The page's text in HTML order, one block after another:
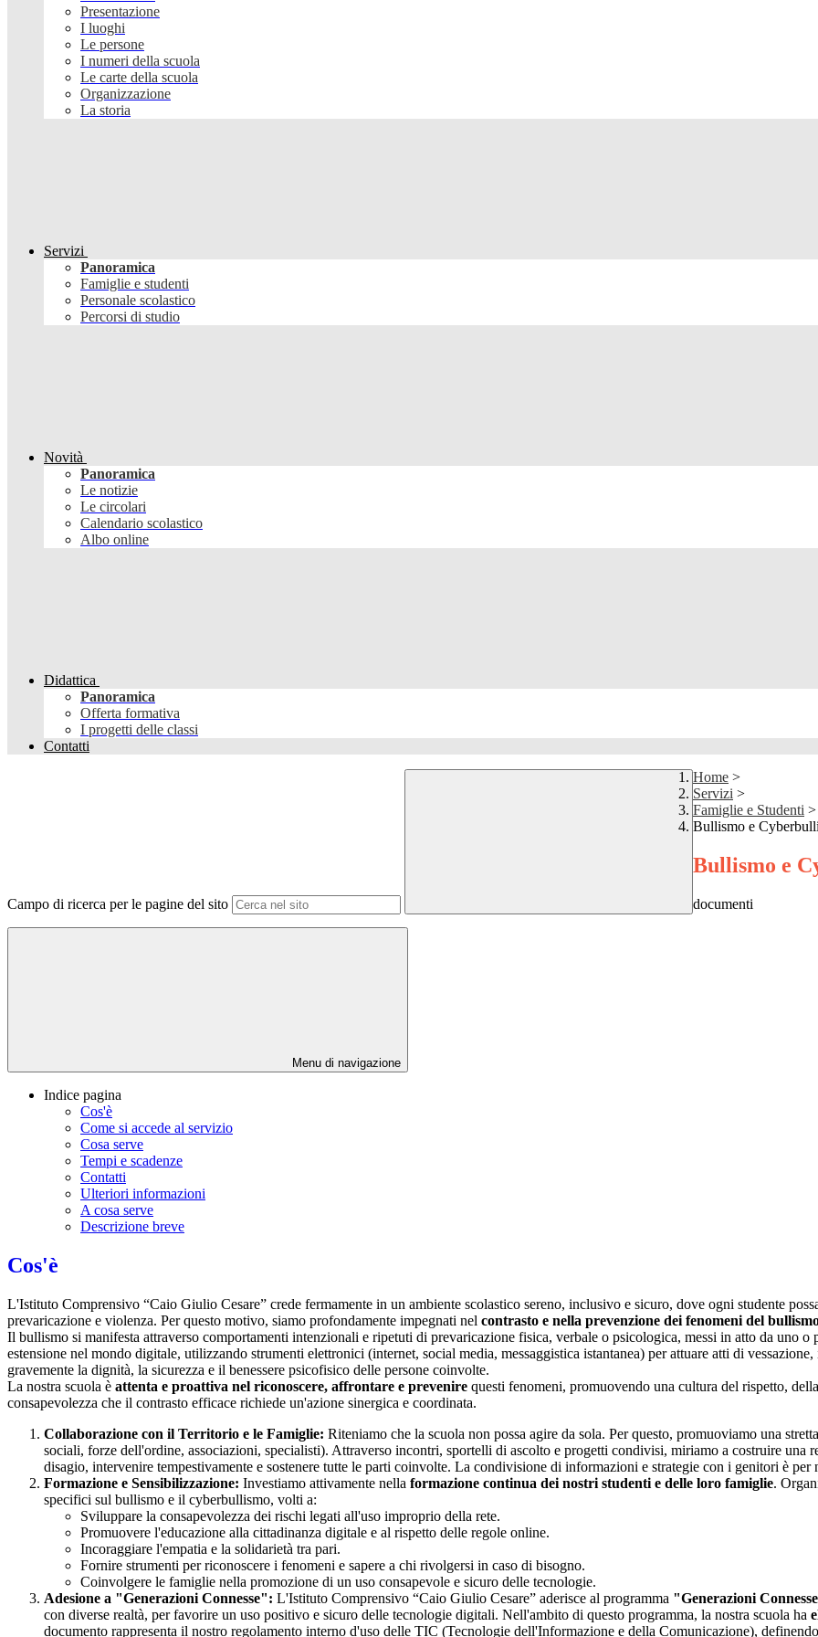
Presentazione
I luoghi
Le persone
I numeri della scuola
Le carte della scuola
Organizzazione
La storia
Servizi
Panoramica
Famiglie e studenti
Personale scolastico
Percorsi di studio
Novità
Panoramica
Le notizie
Le circolari
Calendario scolastico
Albo online
Didattica
Panoramica
Offerta formativa
I progetti delle classi
Contatti
Campo di ricerca per le pagine del sito
Home >
Servizi >
Famiglie e Studenti >
Bullismo e
Bullismo e
documenti
Menu di navigazione
Indice pagina
Cos'è
Come si accede al servizio
Cosa serve
Tempi e scadenze
Contatti
Ulteriori informazioni
A cosa serve
Descrizione breve
Cos'è
L'Istituto Comprensivo “Caio Giulio Cesare” crede fermamente in un ambiente scolastico sereno, inclusivo e sicuro, dove ogni studente
prevaricazione e violenza. Per questo motivo, siamo profondamente impegnati nel contrasto e nella prevenzione dei fenomeni del
Il bullismo si manifesta attraverso comportamenti intenzionali e ripetuti di prevaricazione fisica, verbale o psicologica, messi in atto da uno
estensione nel mondo digitale, utilizzando strumenti elettronici (internet, social media, messaggistica istantanea) per attuare atti di
gravemente la dignità, la sicurezza e il benessere psicofisico delle persone coinvolte.
La nostra scuola è attenta e proattiva nel riconoscere, affrontare e prevenire questi fenomeni, promuovendo una cultura del rispetto,
consapevolezza che il contrasto efficace richiede un'azione sinergica e coordinata.
Collaborazione con il Territorio e le Famiglie: Riteniamo che la scuola non possa agire da sola. Per questo, promuoviamo una stretta
sociali, forze dell'ordine, associazioni, specialisti). Attraverso incontri, sportelli di ascolto e progetti condivisi, miriamo a costruire una
disagio, intervenire tempestivamente e sostenere tutte le parti coinvolte. La condivisione di informazioni e strategie con i genitori è per
Formazione e Sensibilizzazione: Investiamo attivamente nella formazione continua dei nostri studenti e delle loro famiglie.
specifici sul bullismo e il cyberbullismo, volti a:
Sviluppare la consapevolezza dei rischi legati all'uso improprio della rete.
Promuovere l'educazione alla cittadinanza digitale e al rispetto delle regole online.
Incoraggiare l'empatia e la solidarietà tra pari.
Fornire strumenti per riconoscere i fenomeni e sapere a chi rivolgersi in caso di bisogno.
Coinvolgere le famiglie nella promozione di un uso consapevole e sicuro delle tecnologie.
Adesione a "Generazioni Connesse": L'Istituto Comprensivo “Caio Giulio Cesare” aderisce al programma "Generazioni
con diverse realtà, per favorire un uso positivo e sicuro delle tecnologie digitali. Nell'ambito di questo programma, la nostra scuola ha
documento rappresenta il nostro regolamento interno d'uso delle TIC (Tecnologie dell'Informazione e della Comunicazione),